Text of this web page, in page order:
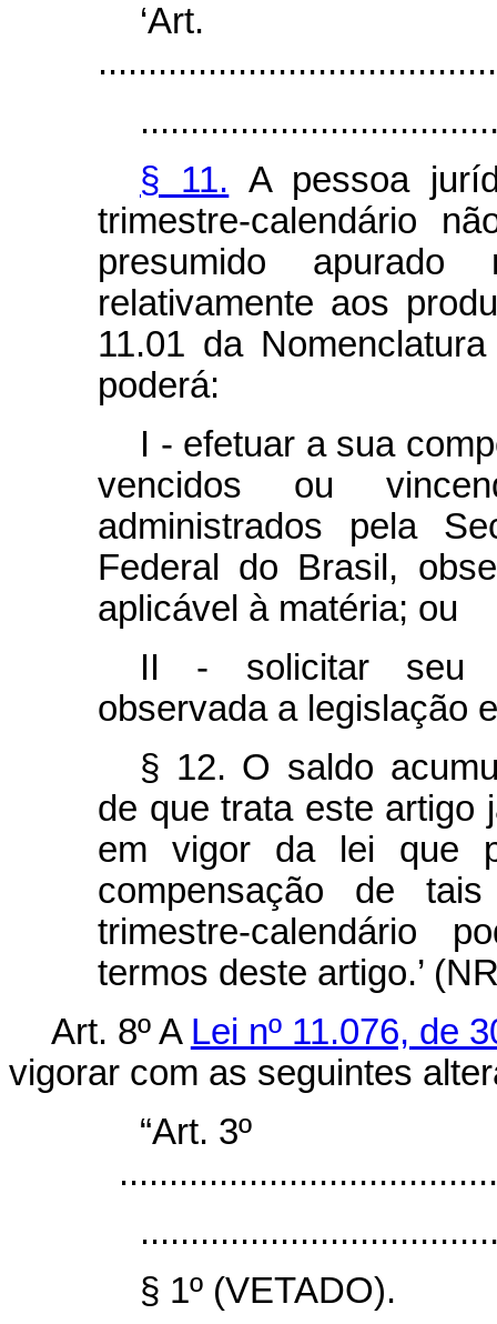
§ 11. A pessoa
trimestre-calendário
presumido
relativamente aos
11.01 da
poderá:
I - efetuar a sua
vencidos ou
administrados pela
Federal do Brasil,
aplicável à matéria; ou
II - solicitar seu
observada a legislação
§ 12. O saldo
de que trata este artigo
em vigor da lei que
compensação de
trimestre-calendário
termos deste artigo.’
Art. 8º A Lei nº 11.076, de
vigorar com as seguintes
“Art. 3º
§ 1º (VETADO).